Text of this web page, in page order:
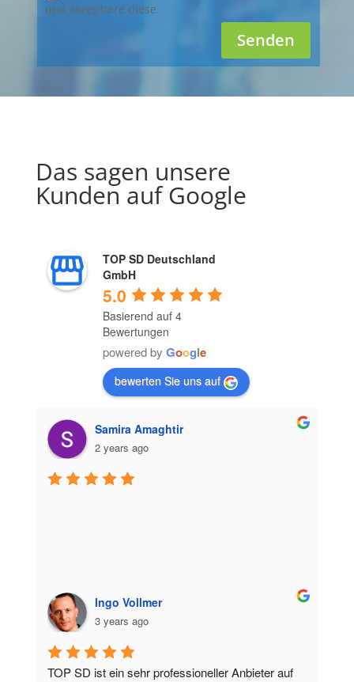
und akzeptiere diese.
Senden
Das sagen unsere
Kunden auf Google
TOP SD Deutschland
GmbH
5.0
Basierend auf 4
Bewertungen
powered by Google
bewerten Sie uns auf
Samira Amaghtir
2 years ago
Ingo Vollmer
3 years ago
TOP SD ist ein sehr professioneller Anbieter auf